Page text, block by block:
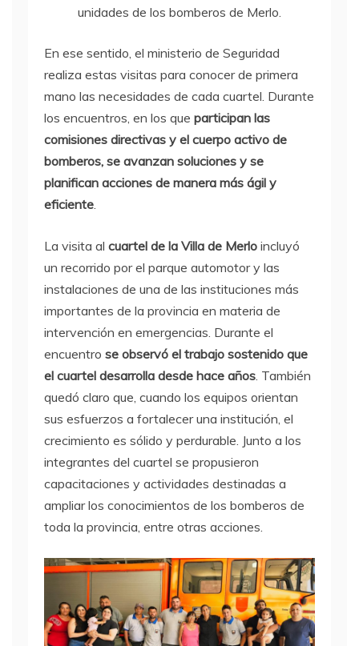
unidades de los bomberos de Merlo.
En ese sentido, el ministerio de Seguridad
realiza estas visitas para conocer de primera
mano las necesidades de cada cuartel. Durante
los encuentros, en los que participan las
comisiones directivas y el cuerpo activo de
bomberos, se avanzan soluciones y se
planifican acciones de manera más ágil y
eficiente.
La visita al cuartel de la Villa de Merlo incluyó
un recorrido por el parque automotor y las
instalaciones de una de las instituciones más
importantes de la provincia en materia de
intervención en emergencias. Durante el
encuentro se observó el trabajo sostenido que
el cuartel desarrolla desde hace años. También
quedó claro que, cuando los equipos orientan
sus esfuerzos a fortalecer una institución, el
crecimiento es sólido y perdurable. Junto a los
integrantes del cuartel se propusieron
capacitaciones y actividades destinadas a
ampliar los conocimientos de los bomberos de
toda la provincia, entre otras acciones.